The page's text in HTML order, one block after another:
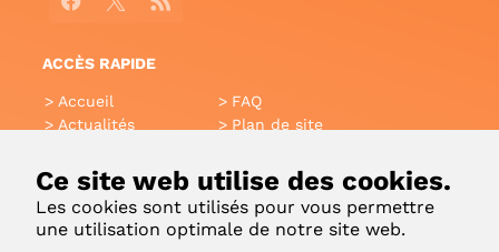
Ce site web utilise des cookies.
Les cookies sont utilisés pour vous permettre
une utilisation optimale de notre site web.
Facebook
X RSS
ACCÈS RAPIDE
Accueil
Actualités
Glossaire
Liens utiles
Contact
FAQ
Plan de site
Intranet
Applications Mobiles